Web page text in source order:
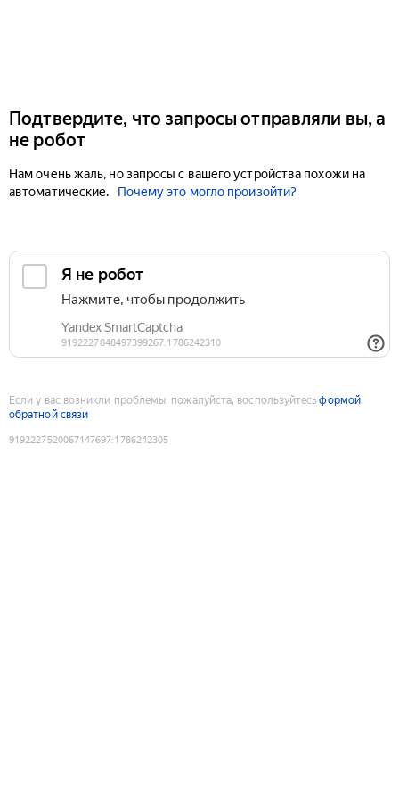
Подтвердите, что запросы отправляли вы, а
не робот
Нам очень жаль, но запросы с вашего устройства похожи на
автоматические.
Почему это могло произойти?
Если у вас возникли проблемы, пожалуйста, воспользуйтесьформой
обратной связи
9192227520067147697:1786242305